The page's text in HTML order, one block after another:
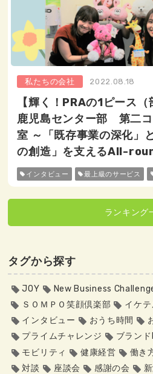
私たちの会社 2022.08.18
【輝く！PRAの1ピース
鹿児島センター部 第二
室 ～「既存事業の深化」
の創造」を支えるAll-
インタビュー 最上級のサービス
ランキング
タグから探す
JOY New Business
ＳＯＭＰＯ笑顔倶楽部
イケ
インタビュー
おうち時間
プライムチャレンジ
ブランド
モビリティ
健康経営 働き
対談
座談会 感謝の会